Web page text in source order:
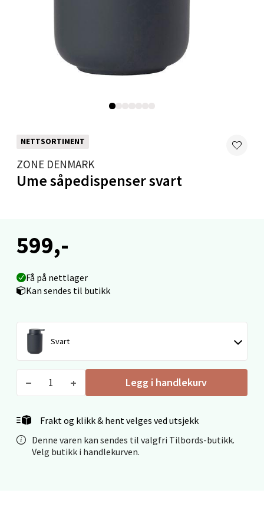
NETTSORTIMENT
ZONE DENMARK
Ume såpedispenser svart
599,-
Få på nettlager
Kan sendes til butikk
Svart
Legg i handlekurv
Frakt og klikk & hent velges ved utsjekk
Denne varen kan sendes til valgfri Tilbords-butikk.
Velg butikk i handlekurven.
Mandal - Alti Mandal
Skarvøyveien 55, 4517 Mandal
Åpent i dag 09-19
Ålesund - Thon Senter Moa
Langelandsvegen 25, 6010 Ålesund
Åpent i dag 10-20
Velg